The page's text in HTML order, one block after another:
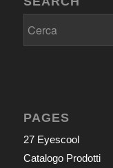
PAGES
27 Eyescool
Catalogo Prodotti